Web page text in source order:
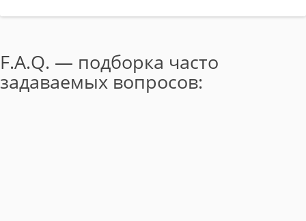
F.A.Q. — подборка часто
задаваемых вопросов: